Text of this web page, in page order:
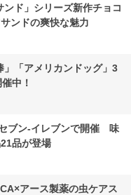
ド」シリーズ新作チョコ
ンドの爽快な魅力
」「アメリカンドッグ」3
中！
ブン-イレブンで開催 味
品が登場
アース製薬の虫ケアス